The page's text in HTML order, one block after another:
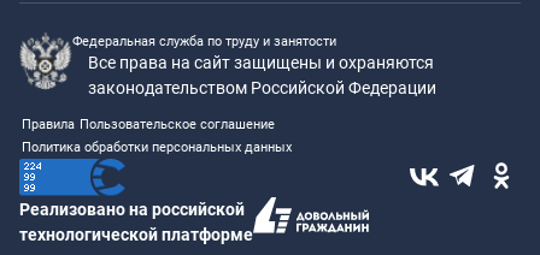
Федеральная служба по труду и занятости
Все права на сайт защищены и охраняются
законодательством Российской Федерации
Правила Пользовательское соглашение
Политика обработки персональных данных
Реализовано на российской
технологической платформе